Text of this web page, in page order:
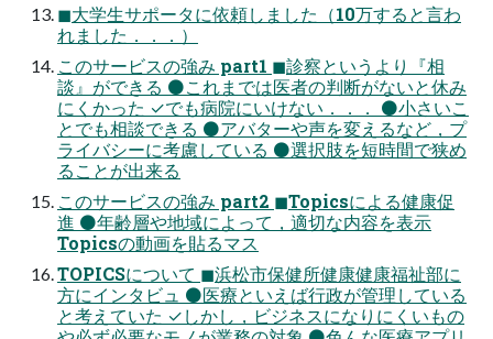
◼大学生サポータに依頼しました（10万すると言わ
れました．．．）
このサービスの強み part1 ◼診察というより『相
談』ができる ⚫これまでは医者の判断がないと休み
にくかった ✓でも病院にいけない．．． ⚫小さいこ
とでも相談できる ⚫アバターや声を変えるなど，プ
ライバシーに考慮している ⚫選択肢を短時間で狭め
ることが出来る
このサービスの強み part2 ◼Topicsによる健康促
進 ⚫年齢層や地域によって，適切な内容を表示
Topicsの動画を貼るマス
TOPICSについて ◼浜松市保健所健康健康福祉部に
方にインタビュ ⚫医療といえば行政が管理している
と考えていた ✓しかし，ビジネスになりにくいもの